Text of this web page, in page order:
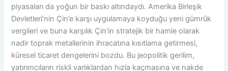
piyasaları da yoğun bir baskı altındaydı. Amerika Birleşik
Devletleri’nin Çin’e karşı uygulamaya koyduğu yeni gümrük
vergileri ve buna karşılık Çin’in stratejik bir hamle olarak
nadir toprak metallerinin ihracatına kısıtlama getirmesi,
küresel ticaret dengelerini bozdu. Bu jeopolitik gerilim,
yatırımcıların riskli varlıklardan hızla kaçmasına ve nakde